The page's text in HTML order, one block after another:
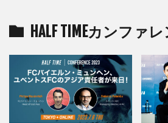
HALF TIMEカンファ